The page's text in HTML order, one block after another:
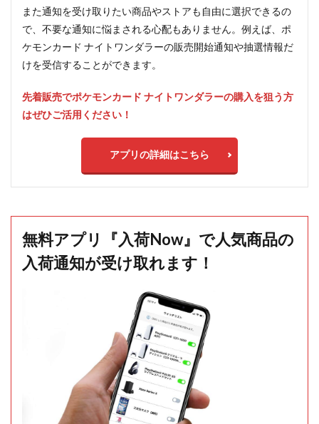
また通知を受け取りたい商品やストアも自由に選択できるの
で、不要な通知に悩まされる心配もありません。例えば、ポ
ケモンカード ナイトワンダラーの販売開始通知や抽選情報だ
けを受信することができます。
先着販売でポケモンカード ナイトワンダラーの購入を狙う方
はぜひご活用ください！
アプリの詳細はこちら
無料アプリ『入荷Now』で人気商品の
入荷通知が受け取れます！